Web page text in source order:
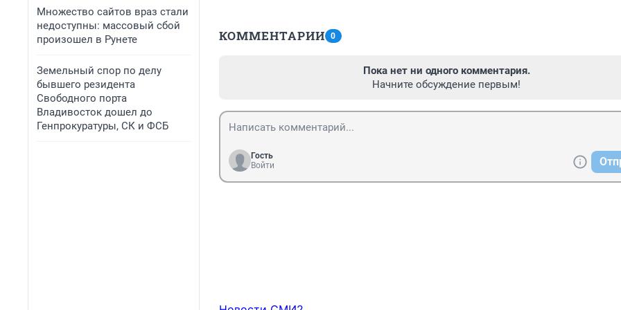
Множество сайтов враз стали
недоступны: массовый сбой
произошел в Рунете
Земельный спор по делу
бывшего резидента
Свободного порта
Владивосток дошел до
Генпрокуратуры, СК и ФСБ
КОММЕНТАРИИ 0
Пока нет ни одного комментария.
Начните обсуждение первым!
Гость
Войти